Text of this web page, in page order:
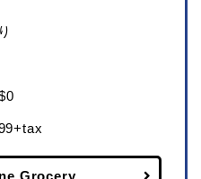
Grocery